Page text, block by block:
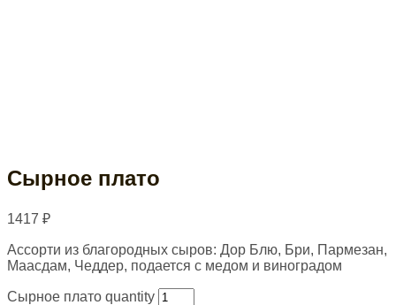
Сырное плато
1417 ₽
Ассорти из благородных сыров: Дор Блю, Бри, Пармезан,
Маасдам, Чеддер, подается с медом и виноградом
Сырное плато quantity